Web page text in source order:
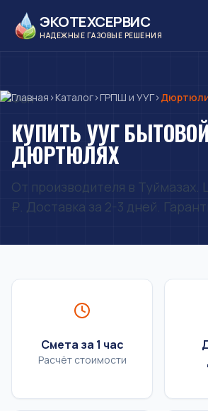
ЭКОТЕХСЕРВИС
НАДЕЖНЫЕ ГАЗОВЫЕ РЕШЕНИЯ
Главная ›Каталог›ГРПШ и УУГ›
КУПИТЬ УУГ
ДЮРТЮЛЯХ
От производителя в Туймазах.
₽. Доставка за 2-3 дней.
Смета за 1 час
Расчёт стоимости